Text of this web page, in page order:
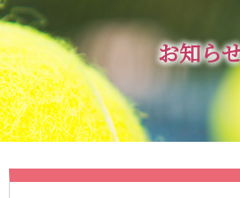
お知ら